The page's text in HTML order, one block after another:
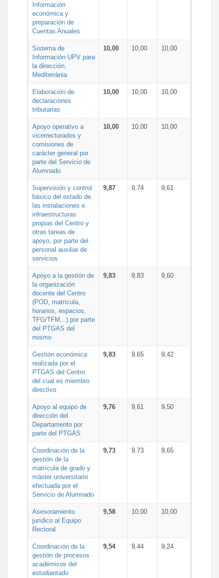
Información
económica y
preparación de
Cuentas Anuales
Sistema de
Información UPV para
la dirección,
Mediterrània
10,00 10,00 10,00
Elaboración de
declaraciones
tributarias
10,00 10,00 10,00
Apoyo operativo a
vicerrectorados y
comisiones de
carácter general por
parte del Servicio de
Alumnado
10,00 10,00 10,00
Supervisión y control
básico del estado de
las instalaciones e
infraestructuras
propias del Centro y
otras tareas de
apoyo, por parte del
personal auxiliar de
servicios
9,87 9,74 9,61
Apoyo a la gestión de
la organización
docente del Centro
(POD, matrícula,
horarios, espacios,
TFG/TFM...) por parte
del PTGAS del
mismo
9,83 9,83 9,60
Gestión económica
realizada por el
PTGAS del Centro
del cual es miembro
directivo
9,83 9,65 9,42
Apoyo al equipo de
dirección del
Departamento por
parte del PTGAS
9,76 9,61 9,50
Coordinación de la
gestión de la
matrícula de grado y
máster universitario
efectuada por el
Servicio de Alumnado
9,73 9,73 9,65
Asesoramiento
jurídico al Equipo
Rectoral
9,58 10,00 10,00
Coordinación de la
gestión de procesos
académicos del
estudiantado
9,54 9,44 9,24